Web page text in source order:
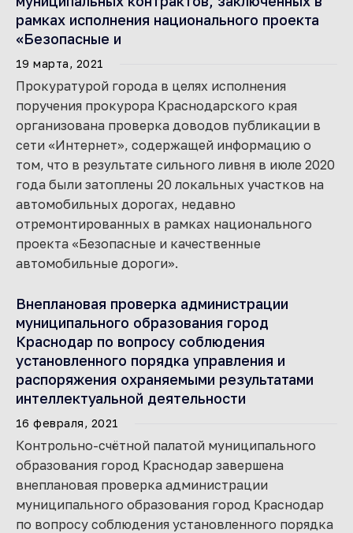
рамках исполнения национального проекта
«Безопасные и
19 марта, 2021
Прокуратурой города в целях исполнения
поручения прокурора Краснодарского края
организована проверка доводов публикации в
сети «Интернет», содержащей информацию о
том, что в результате сильного ливня в июле 2020
года были затоплены 20 локальных участков на
автомобильных дорогах, недавно
отремонтированных в рамках национального
проекта «Безопасные и качественные
автомобильные дороги».
Внеплановая проверка администрации
муниципального образования город
Краснодар по вопросу соблюдения
установленного порядка управления и
распоряжения охраняемыми результатами
интеллектуальной деятельности
16 февраля, 2021
Контрольно-счётной палатой муниципального
образования город Краснодар завершена
внеплановая проверка администрации
муниципального образования город Краснодар
по вопросу соблюдения установленного порядка